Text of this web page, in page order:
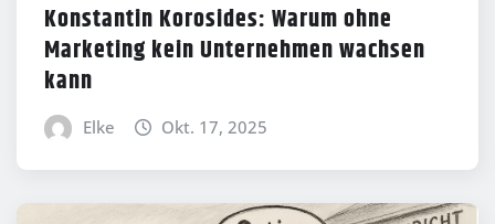
Konstantin Korosides: Warum ohne
Marketing kein Unternehmen wachsen
kann
Elke Okt. 17, 2025